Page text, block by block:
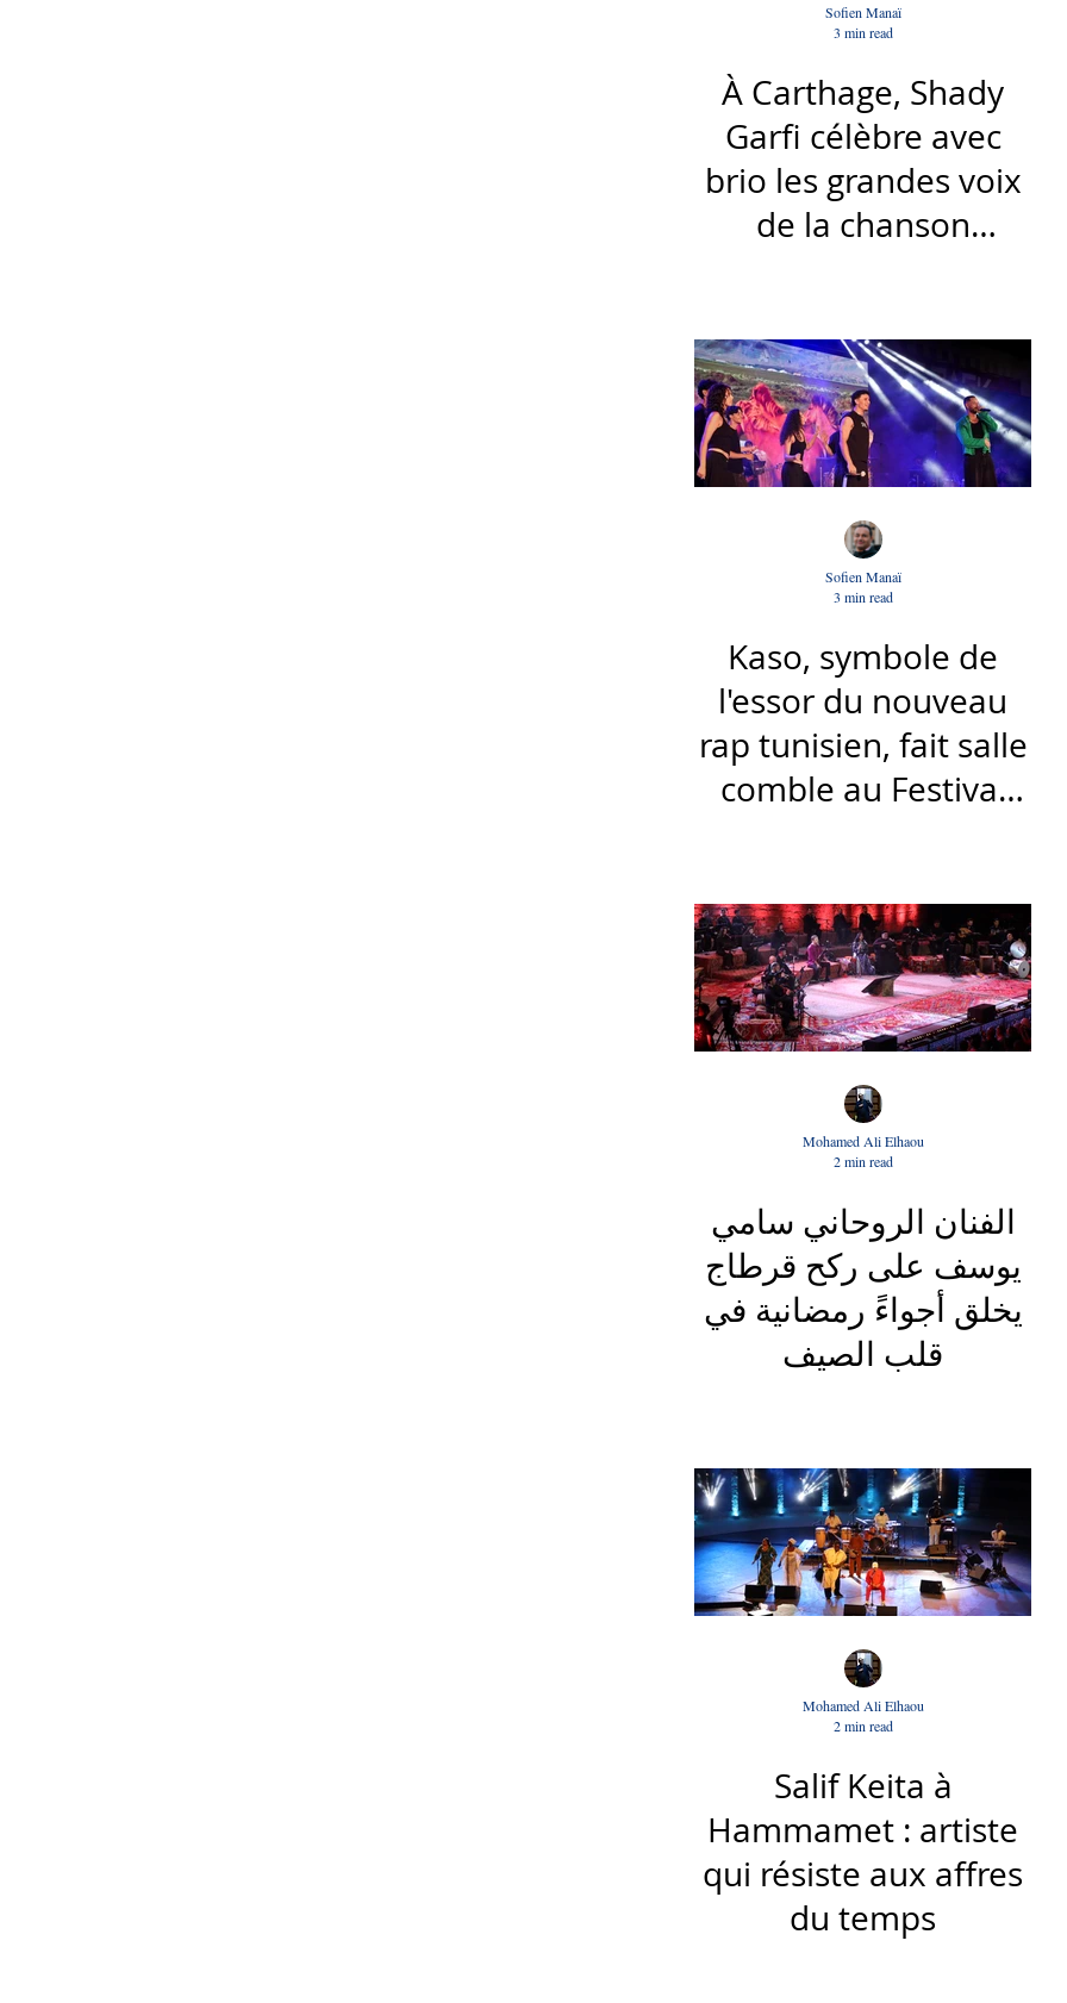
À Carthage, Shady
Garfi célèbre avec
brio les grandes voix
de la chanson
Sofien Manaï
3 min read
Kaso, symbole de
l'essor du nouveau
rap tunisien, fait salle
comble au Festival
Sofien Manaï
3 min read
الفنان الروحاني سامي
يوسف على ركح قرطاج
يخلق أجواءً رمضانية في
قلب الصيف
Mohamed Ali Elhaou
2 min read
Salif Keita à
Hammamet : artiste
qui résiste aux affres
du temps
Mohamed Ali Elhaou
2 min read